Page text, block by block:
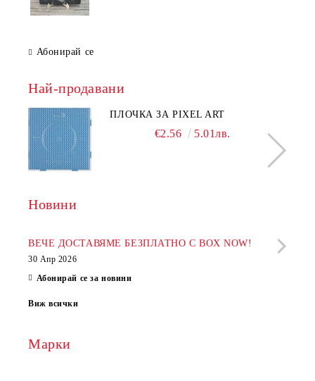
Абонирай се
Най-продавани
ПЛОЧКА ЗА PIXEL ART
€2.56 5.01лв.
Новини
ВЕЧЕ ДОСТАВЯМЕ БЕЗПЛАТНО С BOX NOW!
30 Апр 2026
Абонирай се за новини
Виж всички
Марки